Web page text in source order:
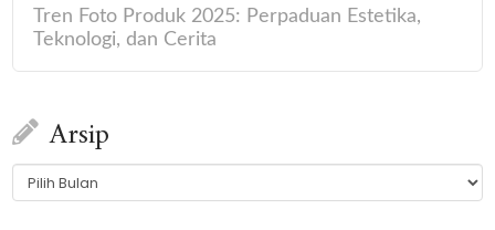
Tren Foto Produk 2025: Perpaduan Estetika,
Teknologi, dan Cerita
Arsip
Arsip